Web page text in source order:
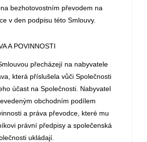
bezhotovostním převodem na
v den podpisu této Smlouvy.
A POVINNOSTI
přecházejí na nabyvatele
která příslušela vůči Společnosti
účast na Společnosti. Nabyvatel
obchodním podílem
a práva převodce, které mu
právní předpisy a společenská
ukládají.